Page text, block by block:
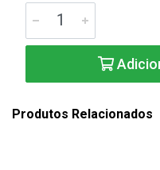
Produtos Relacionados